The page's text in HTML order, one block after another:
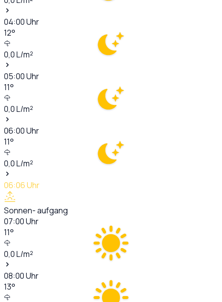
04:00Uhr
12°
0,0L/m²
05:00Uhr
11°
0,0L/m²
06:00Uhr
11°
0,0L/m²
06:06Uhr
Sonnen- aufgang
07:00Uhr
11°
0,0L/m²
08:00Uhr
13°